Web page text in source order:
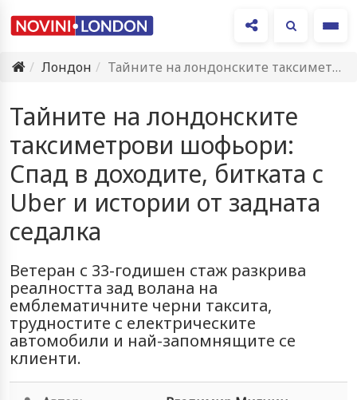
Лондон
Тайните на лондонските таксиметрови шофьори: Спад в доходите, битката с…
Тайните на лондонските
таксиметрови шофьори:
Спад в доходите, битката с
Uber и истории от задната
седалка
Ветеран с 33-годишен стаж разкрива
реалността зад волана на
емблематичните черни таксита,
трудностите с електрическите
автомобили и най-запомнящите се
клиенти.